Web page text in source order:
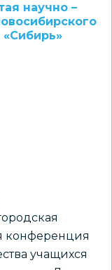
научно –
конференция
учащихся